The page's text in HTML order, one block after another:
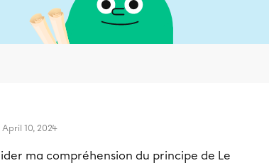
April 10, 2024
ma compréhension du principe de Le